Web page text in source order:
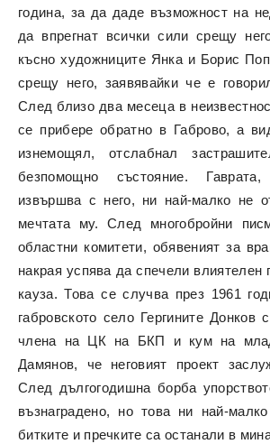
година, за да даде възможност на
да впрегнат всички сили срещу
късно художниците Янка и Борис
срещу него, заявявайки че е
След близо два месеца в
се прибере обратно в Габрово, а
изнемощял, отслабнал
безпомощно състояние.
извършва с него, ни най-малко не
мечтата му. След многобройни
областни комитети, обявеният за
накрая успява да спечели влиятелен
кауза. Това се случва през 1961
габровското село Гергините Донков
члена на ЦК на БКП и кум на
Дамянов, че неговият проект
След дългогодишна борба
възнаградено, но това ни най-
битките и пречките са останали в